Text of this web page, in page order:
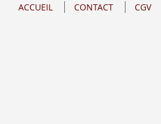
lettre
ACCUEIL CONTACT CGV